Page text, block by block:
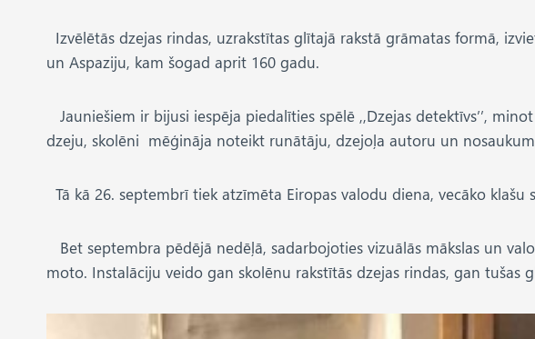
Izvēlētās dzejas rindas, uzrakstītas glītajā rakstā grāmatas formā,
un Aspaziju, kam šogad aprit 160 gadu.
Jauniešiem ir bijusi iespēja piedalīties spēlē ,,Dzejas detektīvs’’,
dzeju, skolēni mēģināja noteikt runātāju, dzejoļa autoru un
Tā kā 26. septembrī tiek atzīmēta Eiropas valodu diena, vecāko
Bet septembra pēdējā nedēļā, sadarbojoties vizuālās mākslas un
moto. Instalāciju veido gan skolēnu rakstītās dzejas rindas, gan tušas